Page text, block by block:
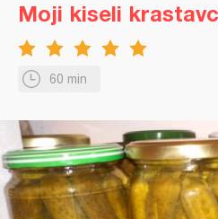
60 min
Moji kiseli